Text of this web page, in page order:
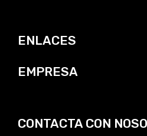
ENLACES
EMPRESA
CONTACTA CON